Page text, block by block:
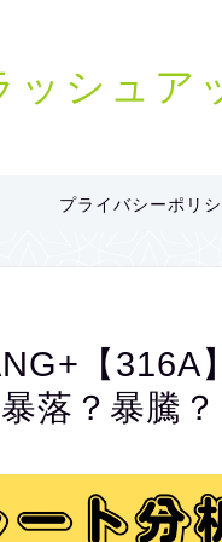
ッシュア
プライバシーポリ
【316A
落？暴騰？